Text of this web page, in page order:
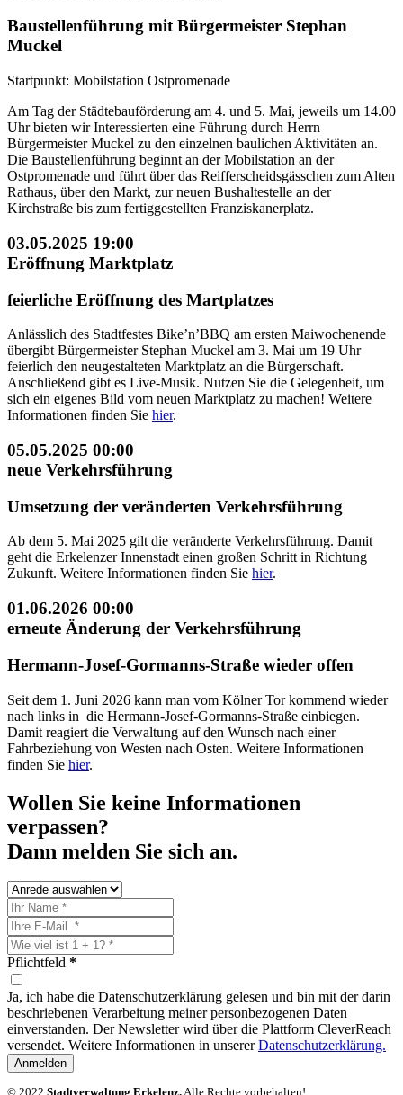
Baustellenführung mit Bürgermeister Stephan
Muckel
Startpunkt: Mobilstation Ostpromenade
Am Tag der Städtebauförderung am 4. und 5. Mai, jeweils um 14.00
Uhr bieten wir Interessierten eine Führung durch Herrn
Bürgermeister Muckel zu den einzelnen baulichen Aktivitäten an.
Die Baustellenführung beginnt an der Mobilstation an der
Ostpromenade und führt über das Reifferscheidsgässchen zum Alten
Rathaus, über den Markt, zur neuen Bushaltestelle an der
Kirchstraße bis zum fertiggestellten Franziskanerplatz.
03.05.2025 19:00
Eröffnung Marktplatz
feierliche Eröffnung des Martplatzes
Anlässlich des Stadtfestes Bike’n’BBQ am ersten Maiwochenende
übergibt Bürgermeister Stephan Muckel am 3. Mai um 19 Uhr
feierlich den neugestalteten Marktplatz an die Bürgerschaft.
Anschließend gibt es Live-Musik. Nutzen Sie die Gelegenheit, um
sich ein eigenes Bild vom neuen Marktplatz zu machen! Weitere
Informationen finden Sie hier.
05.05.2025 00:00
neue Verkehrsführung
Umsetzung der veränderten Verkehrsführung
Ab dem 5. Mai 2025 gilt die veränderte Verkehrsführung. Damit
geht die Erkelenzer Innenstadt einen großen Schritt in Richtung
Zukunft. Weitere Informationen finden Sie hier.
01.06.2026 00:00
erneute Änderung der Verkehrsführung
Hermann-Josef-Gormanns-Straße wieder offen
Seit dem 1. Juni 2026 kann man vom Kölner Tor kommend wieder
nach links in die Hermann-Josef-Gormanns-Straße einbiegen.
Damit reagiert die Verwaltung auf den Wunsch nach einer
Fahrbeziehung von Westen nach Osten. Weitere Informationen
finden Sie hier.
Wollen Sie keine Informationen
verpassen?
Dann melden Sie sich an.
Pflichtfeld *
Ja, ich habe die Datenschutzerklärung gelesen und bin mit der darin
beschriebenen Verarbeitung meiner personbezogenen Daten
einverstanden. Der Newsletter wird über die Plattform CleverReach
versendet. Weitere Informationen in unsererDatenschutzerklärung.
Anmelden
© 2022 Stadtverwaltung Erkelenz. Alle Rechte vorbehalten!